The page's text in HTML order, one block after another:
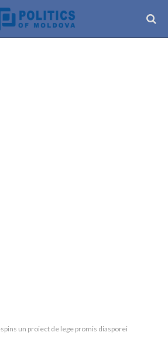
un proiect de lege promis diasporei